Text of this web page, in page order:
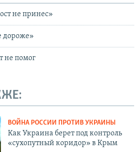
не принес»
дороже»
не помог
ВОЙНА РОССИИ ПРОТИВ УКРАИНЫ
Как Украина берет под контроль
«сухопутный коридор» в Крым